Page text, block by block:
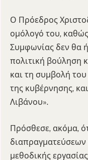
Ο Πρόεδρος
ομόλογό του,
Συμφωνίας δεν θα
πολιτική βούληση
και τη συμβολή
της κυβέρνησης,
Λιβάνου».
Πρόσθεσε, ακόμα,
διαπραγματεύσεων
μεθοδικής